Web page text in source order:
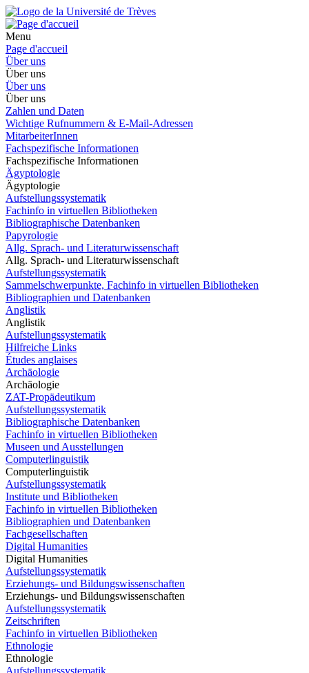
Menu
Page d'accueil
Über uns
Über uns
Über uns
Über uns
Zahlen und Daten
Wichtige Rufnummern & E-Mail-Adressen
MitarbeiterInnen
Fachspezifische Informationen
Fachspezifische Informationen
Ägyptologie
Ägyptologie
Aufstellungssystematik
Fachinfo in virtuellen Bibliotheken
Bibliographische Datenbanken
Papyrologie
Allg. Sprach- und Literaturwissenschaft
Allg. Sprach- und Literaturwissenschaft
Aufstellungssystematik
Sammelschwerpunkte, Fachinfo in virtuellen Bibliotheken
Bibliographien und Datenbanken
Anglistik
Anglistik
Aufstellungssystematik
Hilfreiche Links
Études anglaises
Archäologie
Archäologie
ZAT-Propädeutikum
Aufstellungssystematik
Bibliographische Datenbanken
Fachinfo in virtuellen Bibliotheken
Museen und Ausstellungen
Computerlinguistik
Computerlinguistik
Aufstellungssystematik
Institute und Bibliotheken
Fachinfo in virtuellen Bibliotheken
Bibliographien und Datenbanken
Fachgesellschaften
Digital Humanities
Digital Humanities
Aufstellungssystematik
Erziehungs- und Bildungswissenschaften
Erziehungs- und Bildungswissenschaften
Aufstellungssystematik
Zeitschriften
Fachinfo in virtuellen Bibliotheken
Ethnologie
Ethnologie
Aufstellungssystematik